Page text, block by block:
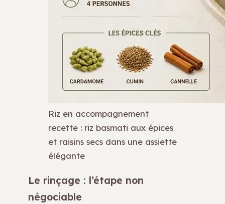
Riz en accompagnement
recette : riz basmati aux épices
et raisins secs dans une assiette
élégante
Le rinçage : l’étape non
négociable